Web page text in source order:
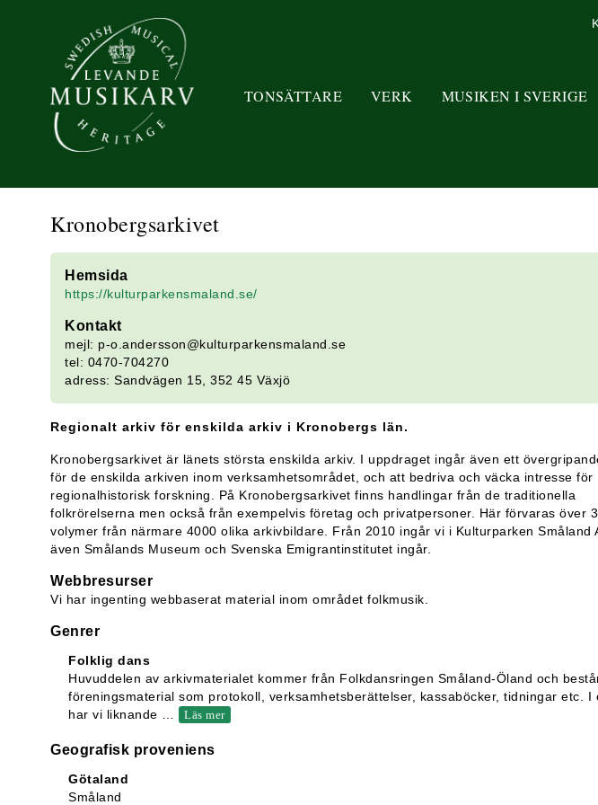
TONSÄTTARE VERK MUSIKEN I SVERIGE
Kronobergsarkivet
Hemsida
https://kulturparkensmaland.se/
Kontakt
mejl: p-o.andersson@kulturparkensmaland.se
tel: 0470-704270
adress: Sandvägen 15, 352 45 Växjö
Regionalt arkiv för enskilda arkiv i Kronobergs län.
Kronobergsarkivet är länets största enskilda arkiv. I uppdraget ingår även ett
för de enskilda arkiven inom verksamhetsområdet, och att bedriva och väcka intresse för
regionalhistorisk forskning. På Kronobergsarkivet finns handlingar från de traditionella
folkrörelserna men också från exempelvis företag och privatpersoner. Här förvaras över
volymer från närmare 4000 olika arkivbildare. Från 2010 ingår vi i Kulturparken Småland
även Smålands Museum och Svenska Emigrantinstitutet ingår.
Webbresurser
Vi har ingenting webbaserat material inom området folkmusik.
Genrer
Folklig dans
Huvuddelen av arkivmaterialet kommer från Folkdansringen Småland-Öland och
föreningsmaterial som protokoll, verksamhetsberättelser, kassaböcker, tidningar etc. I
har vi liknande
Läs mer
Geografisk proveniens
Götaland
Småland